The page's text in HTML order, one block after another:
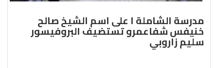
مدرسة الشاملة ا على اسم الشيخ صالح
خنيفس شفاعمرو تستضيف البروفيسور
سليم زاروبي